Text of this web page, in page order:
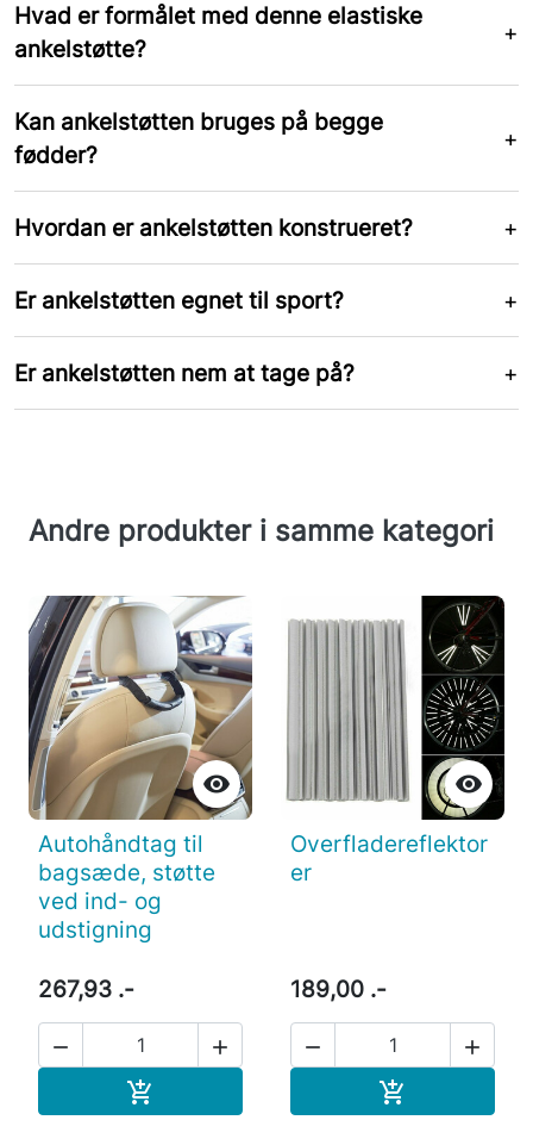
Hvad er formålet med denne elastiske
ankelstøtte?
Kan ankelstøtten bruges på begge
fødder?
Hvordan er ankelstøtten konstrueret?
Er ankelstøtten egnet til sport?
Er ankelstøtten nem at tage på?
Andre produkter i samme kategori

Autohåndtag til
bagsæde, støtte
ved ind- og
udstigning
267,93 .-
 


Overfladereflektor
er
189,00 .-
 
